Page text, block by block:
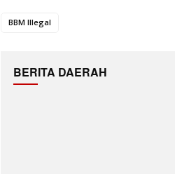
BBM Illegal
BERITA DAERAH